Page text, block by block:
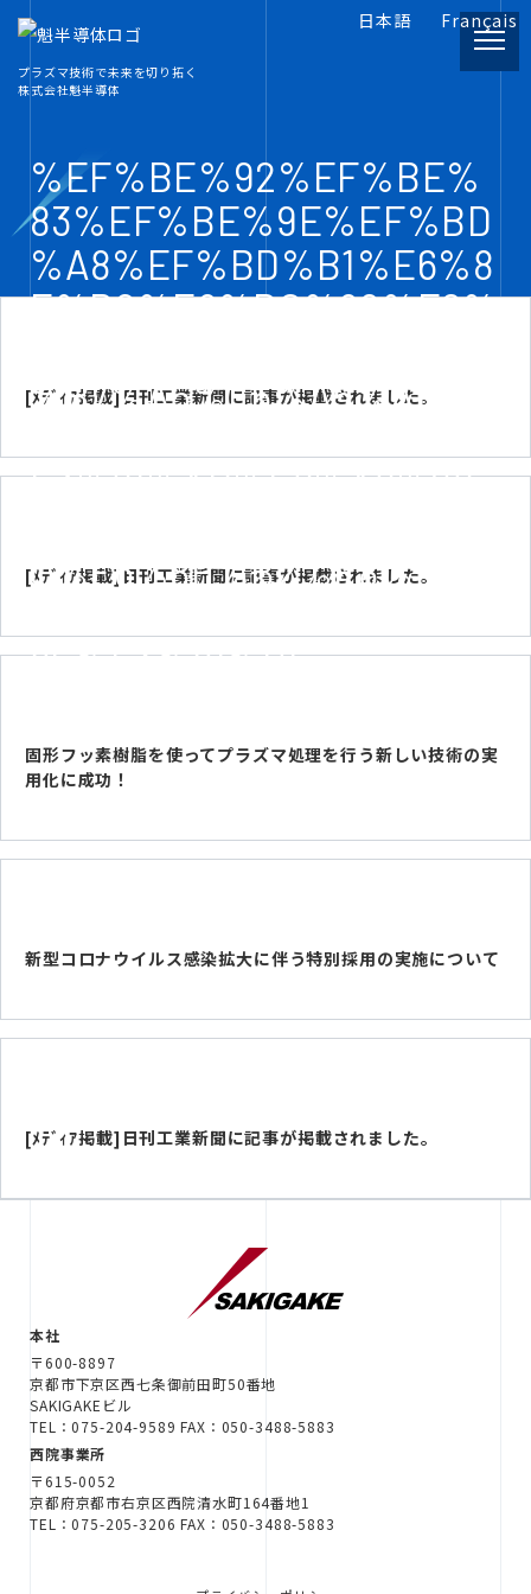
日本語 Français
プラズマ技術で未来を切り拓く
株式会社魁半導体
INFORMATION
プラズマ関連資料
お問い合わせ
%EF%BE%92%EF%BE%
83%EF%BE%9E%EF%BD
%A8%EF%BD%B1%E6%8
E%B2%E8%BC%89%E6%
%B7%A5%E6%A5%AD%E
E3%81%AB%E8%A8%98
C%E6%8E%B2%E8%BC%
8C%E3%81%BE
[ﾒﾃﾞｨｱ掲載]日刊工業新聞に記事が掲載されました。
[ﾒﾃﾞｨｱ掲載]日刊工業新聞に記事が掲載されました。
固形フッ素樹脂を使ってプラズマ処理を行う新しい技術の実
用化に成功！
新型コロナウイルス感染拡大に伴う特別採用の実施について
[ﾒﾃﾞｨｱ掲載]日刊工業新聞に記事が掲載されました。
本社
〒600-8897
京都市下京区西七条御前田町50番地
SAKIGAKEビル
TEL：075-204-9589 FAX：050-3488-5883
西院事業所
〒615-0052
京都府京都市右京区西院清水町164番地1
TEL：075-205-3206 FAX：050-3488-5883